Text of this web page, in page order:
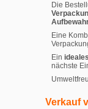
Die
Eine
Ein
nächste
Verkauf